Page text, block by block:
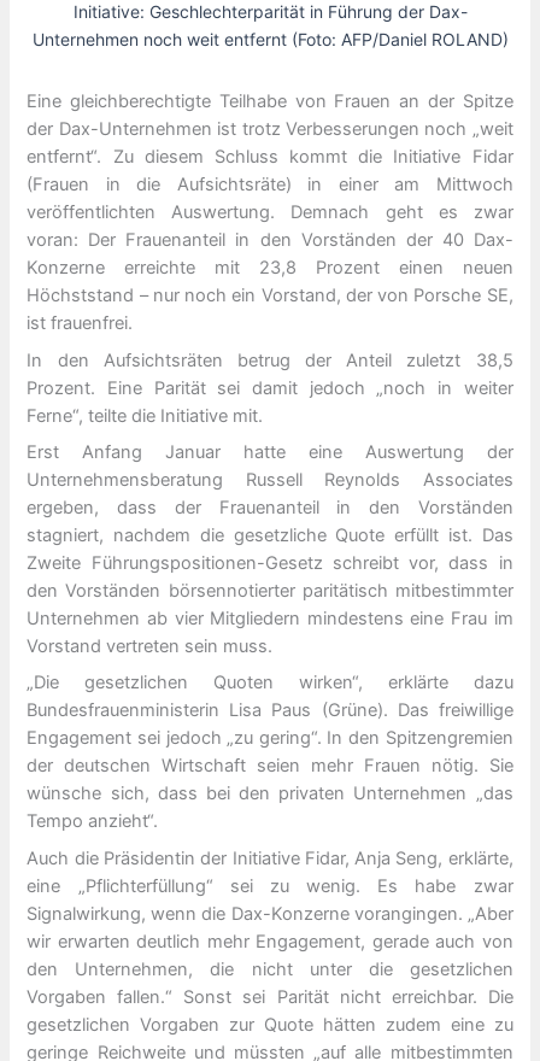
Initiative: Geschlechterparität in Führung der Dax-
Unternehmen noch weit entfernt (Foto: AFP/Daniel ROLAND)
Eine gleichberechtigte Teilhabe von Frauen an der Spitze
der Dax-Unternehmen ist trotz Verbesserungen noch „weit
entfernt“. Zu diesem Schluss kommt die Initiative Fidar
(Frauen in die Aufsichtsräte) in einer am Mittwoch
veröffentlichten Auswertung. Demnach geht es zwar
voran: Der Frauenanteil in den Vorständen der 40 Dax-
Konzerne erreichte mit 23,8 Prozent einen neuen
Höchststand – nur noch ein Vorstand, der von Porsche SE,
ist frauenfrei.
In den Aufsichtsräten betrug der Anteil zuletzt 38,5
Prozent. Eine Parität sei damit jedoch „noch in weiter
Ferne“, teilte die Initiative mit.
Erst Anfang Januar hatte eine Auswertung der
Unternehmensberatung Russell Reynolds Associates
ergeben, dass der Frauenanteil in den Vorständen
stagniert, nachdem die gesetzliche Quote erfüllt ist. Das
Zweite Führungspositionen-Gesetz schreibt vor, dass in
den Vorständen börsennotierter paritätisch mitbestimmter
Unternehmen ab vier Mitgliedern mindestens eine Frau im
Vorstand vertreten sein muss.
„Die gesetzlichen Quoten wirken“, erklärte dazu
Bundesfrauenministerin Lisa Paus (Grüne). Das freiwillige
Engagement sei jedoch „zu gering“. In den Spitzengremien
der deutschen Wirtschaft seien mehr Frauen nötig. Sie
wünsche sich, dass bei den privaten Unternehmen „das
Tempo anzieht“.
Auch die Präsidentin der Initiative Fidar, Anja Seng, erklärte,
eine „Pflichterfüllung“ sei zu wenig. Es habe zwar
Signalwirkung, wenn die Dax-Konzerne vorangingen. „Aber
wir erwarten deutlich mehr Engagement, gerade auch von
den Unternehmen, die nicht unter die gesetzlichen
Vorgaben fallen.“ Sonst sei Parität nicht erreichbar. Die
gesetzlichen Vorgaben zur Quote hätten zudem eine zu
geringe Reichweite und müssten „auf alle mitbestimmten